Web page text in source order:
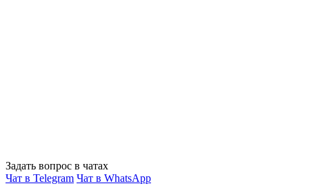
Задать вопрос в чатах
Чат в Telegram Чат в WhatsApp